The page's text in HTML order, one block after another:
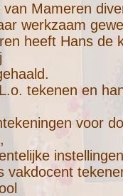
Mameren
werkzaam
heeft Hans de
tekenen en
voor
vakdocent